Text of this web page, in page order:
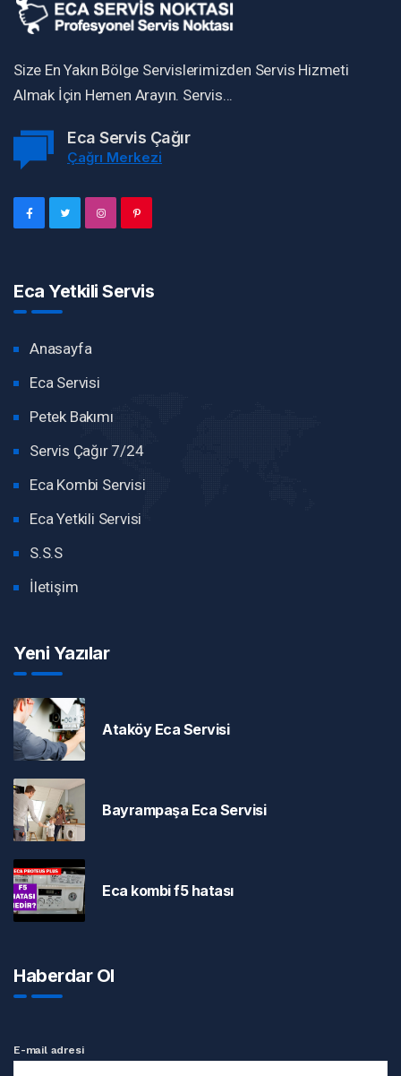
Size En Yakın Bölge Servislerimizden Servis Hizmeti
Almak İçin Hemen Arayın. Servis...
Eca Servis Çağır
Çağrı Merkezi
Eca Yetkili Servis
Anasayfa
Eca Servisi
Petek Bakımı
Servis Çağır 7/24
Eca Kombi Servisi
Eca Yetkili Servisi
S.S.S
İletişim
Yeni Yazılar
Ataköy Eca Servisi
Bayrampaşa Eca Servisi
Eca kombi f5 hatası
Haberdar Ol
E-mail adresi